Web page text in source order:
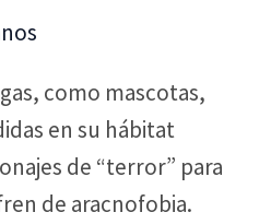
como mascotas,
en su hábitat
de “terror” para
de aracnofobia.